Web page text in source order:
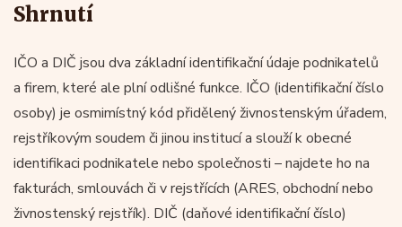
Shrnutí
IČO a DIČ jsou dva základní identifikační údaje podnikatelů
a firem, které ale plní odlišné funkce. IČO (identifikační číslo
osoby) je osmimístný kód přidělený živnostenským úřadem,
rejstříkovým soudem či jinou institucí a slouží k obecné
identifikaci podnikatele nebo společnosti – najdete ho na
fakturách, smlouvách či v rejstřících (ARES, obchodní nebo
živnostenský rejstřík). DIČ (daňové identifikační číslo)